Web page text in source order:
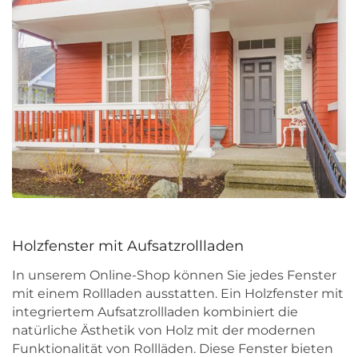
Holzfenster mit Aufsatzrollladen
In unserem Online-Shop können Sie jedes Fenster
mit einem Rollladen ausstatten. Ein Holzfenster mit
integriertem Aufsatzrollladen kombiniert die
natürliche Ästhetik von Holz mit der modernen
Funktionalität von Rollläden. Diese Fenster bieten